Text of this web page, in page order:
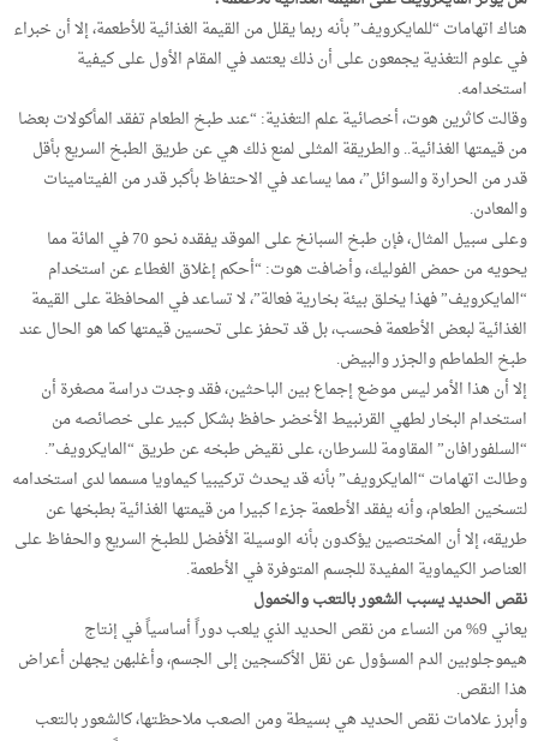
هناك اتهامات “للمايكرويف” بأنه ربما يقلل من القيمة الغذائية للأطعمة، إلا أن خبراء
في علوم التغذية يجمعون على أن ذلك يعتمد في المقام الأول على كيفية
استخدامه.
وقالت كاثرين هوت، أخصائية علم التغذية: “عند طبخ الطعام تفقد المأكولات بعضا
من قيمتها الغذائية.. والطريقة المثلى لمنع ذلك هي عن طريق الطبخ السريع بأقل
قدر من الحرارة والسوائل”، مما يساعد في الاحتفاظ بأكبر قدر من الفيتامينات
والمعادن.
وعلى سبيل المثال، فإن طبخ السبانخ على الموقد يفقده نحو 70 في المائة مما
يحويه من حمض الفوليك، وأضافت هوت: “أحكم إغلاق الغطاء عن استخدام
“المايكرويف” فهذا يخلق بيئة بخارية فعالة”، لا تساعد في المحافظة على القيمة
الغذائية لبعض الأطعمة فحسب، بل قد تحفز على تحسين قيمتها كما هو الحال عند
طبخ الطماطم والجزر والبيض.
إلا أن هذا الأمر ليس موضع إجماع بين الباحثين، فقد وجدت دراسة مصغرة أن
استخدام البخار لطهي القرنبيط الأخضر حافظ بشكل كبير على خصائصه من
“السلفورافان” المقاومة للسرطان، على نقيض طبخه عن طريق “المايكرويف”.
وطالت اتهامات “المايكرويف” بأنه قد يحدث تركيبيا كيماويا مسمما لدى استخدامه
لتسخين الطعام، وأنه يفقد الأطعمة جزءا كبيرا من قيمتها الغذائية بطبخها عن
طريقه، إلا أن المختصين يؤكدون بأنه الوسيلة الأفضل للطبخ السريع والحفاظ على
العناصر الكيماوية المفيدة للجسم المتوفرة في الأطعمة.
نقص الحديد يسبب الشعور بالتعب والخمول
يعاني 9% من النساء من نقص الحديد الذي يلعب دوراً أساسياً في إنتاج
هيموجلوبين الدم المسؤول عن نقل الأكسجين إلى الجسم، وأغلبهن يجهلن أعراض
هذا النقص.
وأبرز علامات نقص الحديد هي بسيطة ومن الصعب ملاحظتها، كالشعور بالتعب